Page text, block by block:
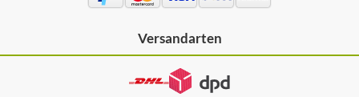
Versandarten